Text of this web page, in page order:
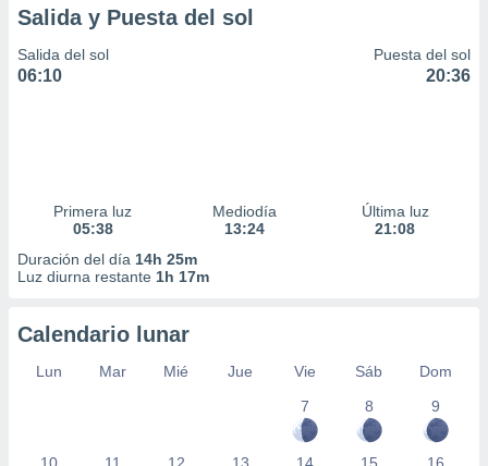
Salida y Puesta del sol
Salida del sol
06:10
Puesta del sol
20:36
Primera luz
05:38
Mediodía
13:24
Última luz
21:08
Duración del día 14h 25m
Luz diurna restante 1h 17m
Calendario lunar
Lun Mar Mié Jue Vie Sáb
Dom
7
8 9